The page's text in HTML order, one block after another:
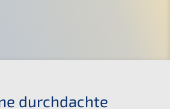
durchdachte